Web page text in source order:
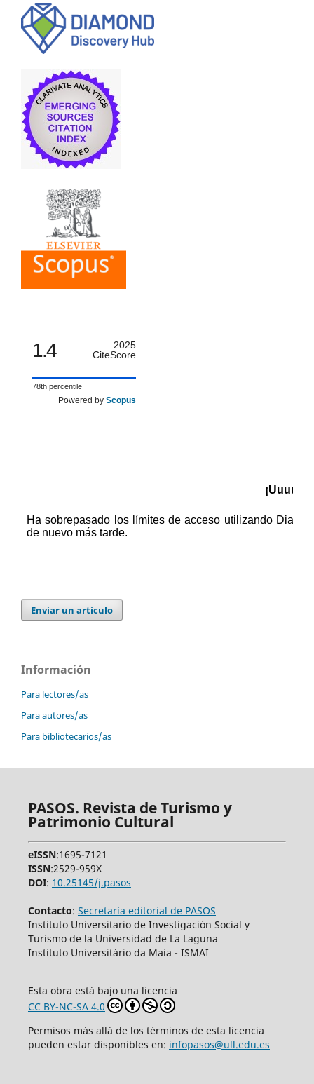
1.4
2025
CiteScore
78th percentile
Powered by Scopus
Enviar un artículo
Información
Para lectores/as
Para autores/as
Para bibliotecarios/as
PASOS. Revista de Turismo y
Patrimonio Cultural
eISSN:1695-7121
ISSN:2529-959X
DOI: 10.25145/j.pasos
Contacto: Secretaría editorial de PASOS
Instituto Universitario de Investigación Social y
Turismo de la Universidad de La Laguna
Instituto Universitário da Maia - ISMAI
Esta obra está bajo una licencia
CC BY-NC-SA 4.0
Permisos más allá de los términos de esta licencia
pueden estar disponibles en: infopasos@ull.edu.es